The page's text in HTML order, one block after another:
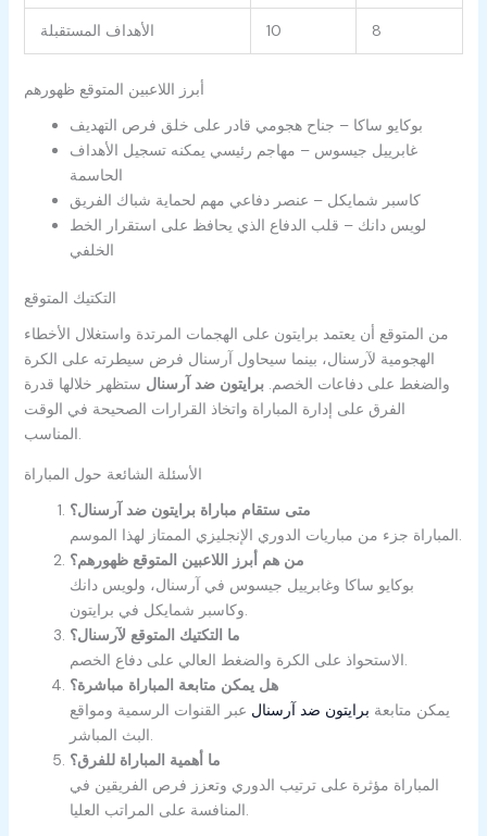
الأهداف المستقبلة 10 8
أبرز اللاعبين المتوقع ظهورهم
بوكايو ساكا – جناح هجومي قادر على خلق فرص التهديف
غابرييل جيسوس – مهاجم رئيسي يمكنه تسجيل الأهداف
الحاسمة
كاسبر شمايكل – عنصر دفاعي مهم لحماية شباك الفريق
لويس دانك – قلب الدفاع الذي يحافظ على استقرار الخط
الخلفي
التكتيك المتوقع
من المتوقع أن يعتمد برايتون على الهجمات المرتدة واستغلال الأخطاء
الهجومية لآرسنال، بينما سيحاول آرسنال فرض سيطرته على الكرة
والضغط على دفاعات الخصم.برايتون ضد آرسنال ستظهر خلالها قدرة
الفرق على إدارة المباراة واتخاذ القرارات الصحيحة في الوقت
المناسب.
الأسئلة الشائعة حول المباراة
متى ستقام مباراة برايتون ضد آرسنال؟
من هم أبرز اللاعبين المتوقع ظهورهم؟
بوكايو ساكا وغابرييل جيسوس في آرسنال، ولويس دانك
ما التكتيك المتوقع لآرسنال؟
هل يمكن متابعة المباراة مباشرة؟
يمكن متابعة برايتون ضد آرسنال عبر القنوات الرسمية ومواقع
ما أهمية المباراة للفرق؟
المباراة مؤثرة على ترتيب الدوري وتعزز فرص الفريقين في